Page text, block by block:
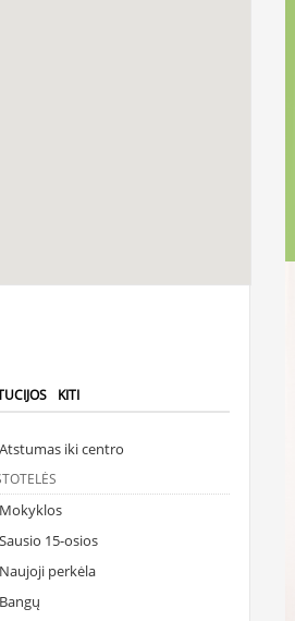
KITI
Atstumas iki centro
Mokyklos
Sausio 15-osios
Naujoji perkėla
Bangų